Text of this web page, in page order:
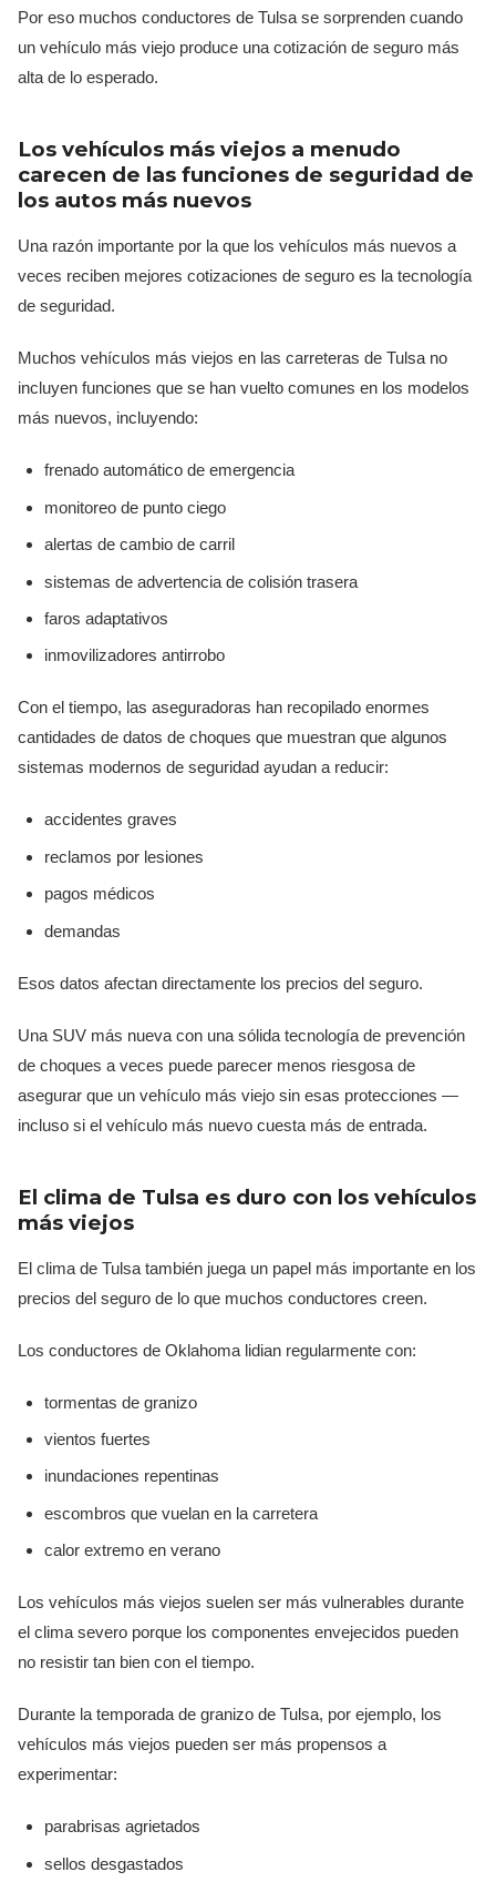
Por eso muchos conductores de Tulsa se sorprenden cuando
un vehículo más viejo produce una cotización de seguro más
alta de lo esperado.
Los vehículos más viejos a menudo
carecen de las funciones de seguridad de
los autos más nuevos
Una razón importante por la que los vehículos más nuevos a
veces reciben mejores cotizaciones de seguro es la tecnología
de seguridad.
Muchos vehículos más viejos en las carreteras de Tulsa no
incluyen funciones que se han vuelto comunes en los modelos
más nuevos, incluyendo:
frenado automático de emergencia
monitoreo de punto ciego
alertas de cambio de carril
sistemas de advertencia de colisión trasera
faros adaptativos
inmovilizadores antirrobo
Con el tiempo, las aseguradoras han recopilado enormes
cantidades de datos de choques que muestran que algunos
sistemas modernos de seguridad ayudan a reducir:
accidentes graves
reclamos por lesiones
pagos médicos
demandas
Esos datos afectan directamente los precios del seguro.
Una SUV más nueva con una sólida tecnología de prevención
de choques a veces puede parecer menos riesgosa de
asegurar que un vehículo más viejo sin esas protecciones —
incluso si el vehículo más nuevo cuesta más de entrada.
El clima de Tulsa es duro con los vehículos
más viejos
El clima de Tulsa también juega un papel más importante en los
precios del seguro de lo que muchos conductores creen.
Los conductores de Oklahoma lidian regularmente con:
tormentas de granizo
vientos fuertes
inundaciones repentinas
escombros que vuelan en la carretera
calor extremo en verano
Los vehículos más viejos suelen ser más vulnerables durante
el clima severo porque los componentes envejecidos pueden
no resistir tan bien con el tiempo.
Durante la temporada de granizo de Tulsa, por ejemplo, los
vehículos más viejos pueden ser más propensos a
experimentar:
parabrisas agrietados
sellos desgastados